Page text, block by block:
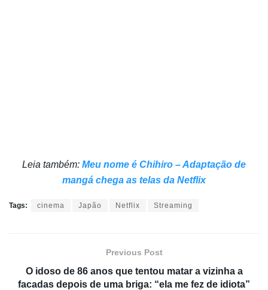
Leia também: Meu nome é Chihiro – Adaptação de
mangá chega as telas da Netflix
Tags: cinema Japão Netflix Streaming
Previous Post
O idoso de 86 anos que tentou matar a vizinha a
facadas depois de uma briga: “ela me fez de idiota”